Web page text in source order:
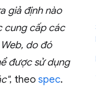
giả định nào
cung cấp các
do đó
được sử dụng
, theo spec.